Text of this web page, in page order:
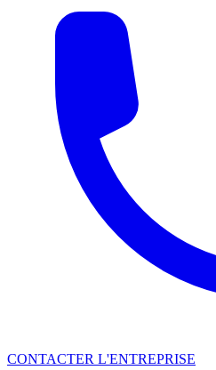
CONTACTER L'ENTREPRISE